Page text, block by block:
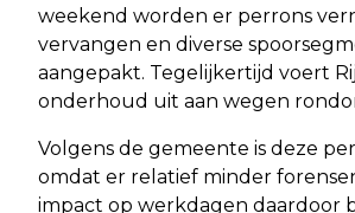
weekend worden er perrons
vervangen en diverse
aangepakt. Tegelijkertijd voert
onderhoud uit aan wegen
Volgens de gemeente is deze
omdat er relatief minder
impact op werkdagen daardoor